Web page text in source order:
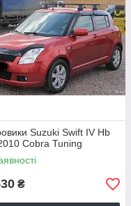
Suzuki Swift IV Hb
Cobra Tuning
₴